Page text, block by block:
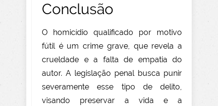
Conclusão
O homicídio qualificado por motivo
fútil é um crime grave, que revela a
crueldade e a falta de empatia do
autor. A legislação penal busca punir
severamente esse tipo de delito,
visando preservar a vida e a